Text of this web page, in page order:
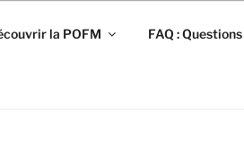
la POFM FAQ :